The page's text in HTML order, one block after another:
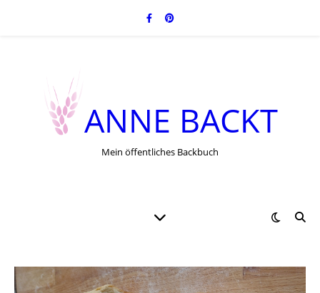
ANNE BACKT
Mein öffentliches Backbuch